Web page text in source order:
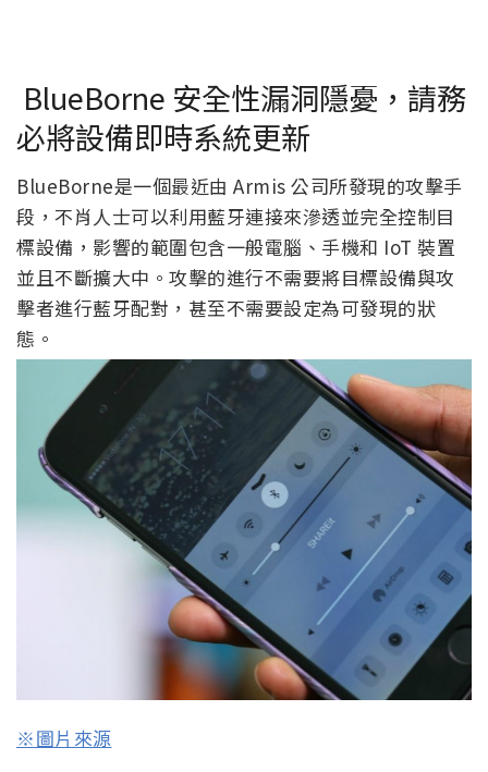
BlueBorne 安全性漏洞隱憂，請務
必將設備即時系統更新
BlueBorne是一個最近由 Armis 公司所發現的攻擊手
段，不肖人士可以利用藍牙連接來滲透並完全控制目
標設備，影響的範圍包含一般電腦、手機和 IoT 裝置
並且不斷擴大中。攻擊的進行不需要將目標設備與攻
擊者進行藍牙配對，甚至不需要設定為可發現的狀
態。
※圖片來源